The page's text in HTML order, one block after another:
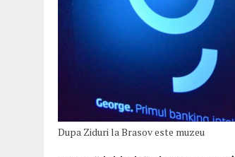
Dupa Ziduri la Brasov este muzeu